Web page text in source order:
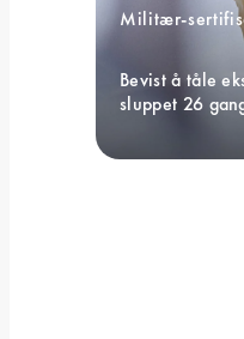
Militær-
Bevist å tåle
sluppet 26